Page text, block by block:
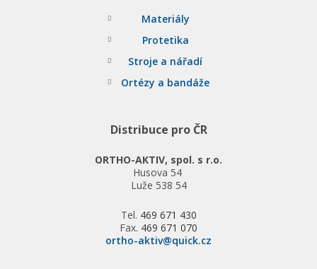
Materiály
Protetika
Stroje a nářadí
Ortézy a bandáže
Distribuce pro ČR
ORTHO-AKTIV, spol. s r.o.
Husova 54
Luže 538 54
Tel. 469 671 430
Fax. 469 671 070
ortho-aktiv@quick.cz